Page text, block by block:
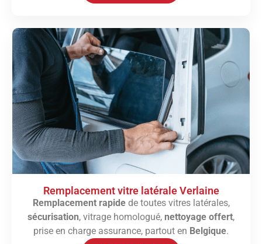
Remplacement vitre latérale Verlaine
Remplacement rapidede toutes vitres latérales,
sécurisation, vitrage homologué, nettoyage offert,
prise en charge assurance, partout en Belgique.